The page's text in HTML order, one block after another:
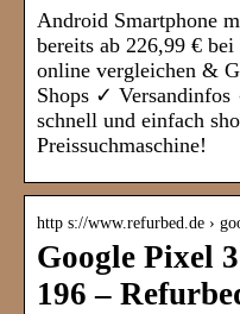
Android Smartphone
bereits ab 226,99 €
online vergleichen &
Shops ✓
schnell und einfach
Preissuchmaschine!
http s://www.refurbed.de ›
Google Pixel
196 –